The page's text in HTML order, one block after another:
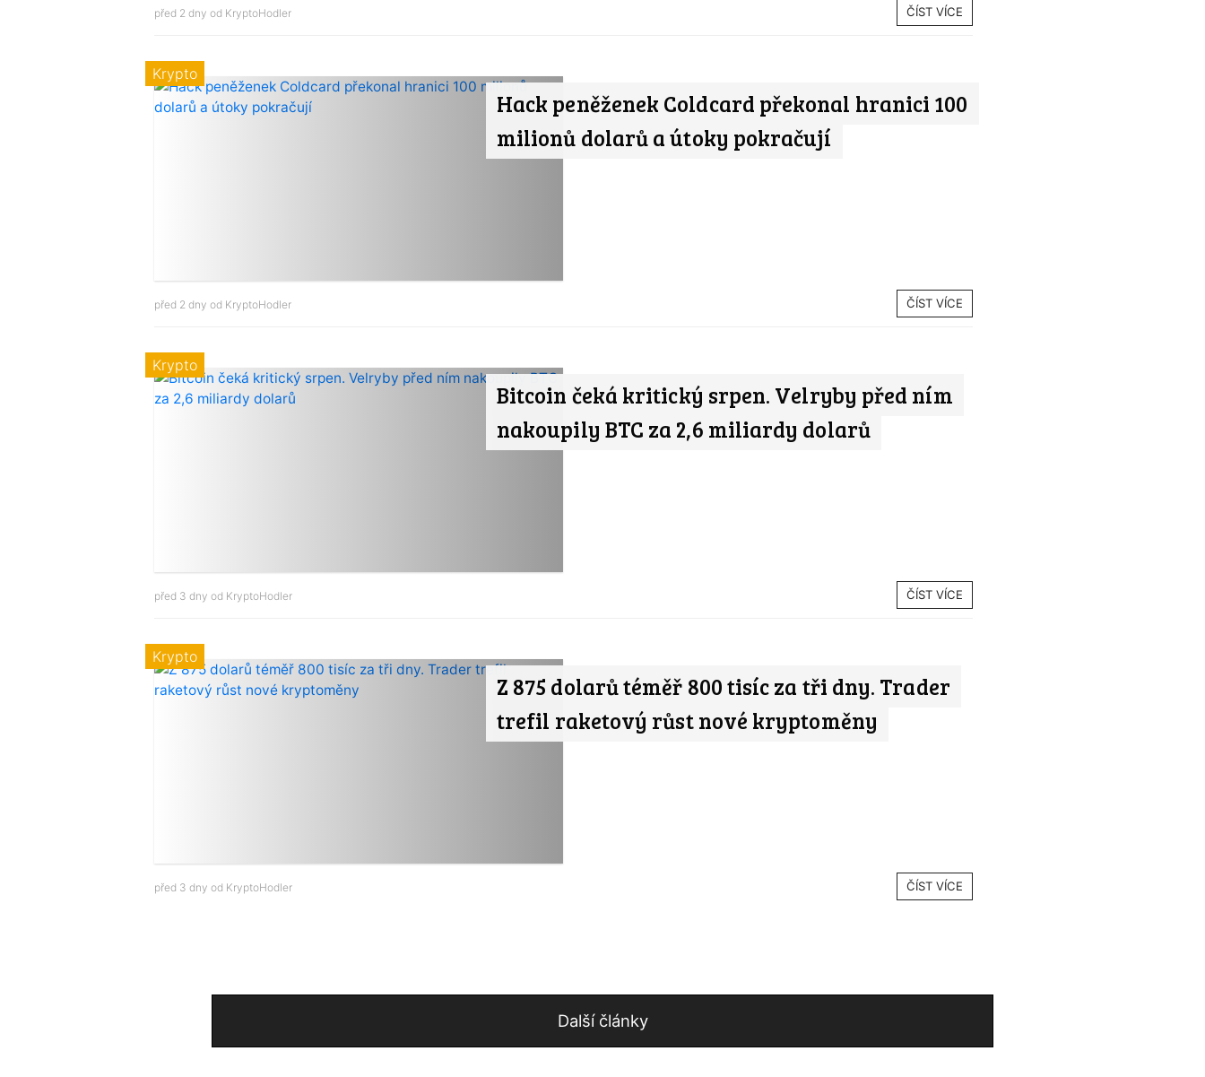
před 2 dny od KryptoHodler ČÍST VÍCE
Hack peněženek Coldcard překonal hranici 100
milionů dolarů a útoky pokračují
Krypto
před 2 dny od KryptoHodler ČÍST VÍCE
Bitcoin čeká kritický srpen. Velryby před ním
nakoupily BTC za 2,6 miliardy dolarů
Krypto
před 3 dny od KryptoHodler ČÍST VÍCE
Z 875 dolarů téměř 800 tisíc za tři dny. Trader
trefil raketový růst nové kryptoměny
Krypto
před 3 dny od KryptoHodler ČÍST VÍCE
Další články